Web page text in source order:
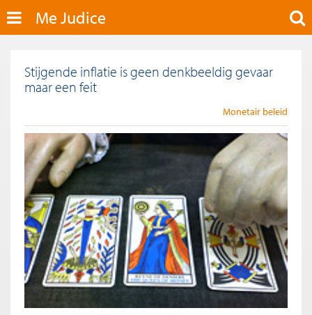
Me Judice
Stijgende inflatie is geen denkbeeldig gevaar
maar een feit
Monetair beleid